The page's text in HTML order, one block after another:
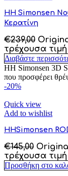
HH Simonsen
Κερατίνη
€239,00
τρέχουσα τιμή
Διαβάστε
HH Simonsen 3D
που προσφέρει
-20%
Quick view
Add to wishlist
HHSimonsen
€145,00
τρέχουσα τιμή
Προσθήκη στο